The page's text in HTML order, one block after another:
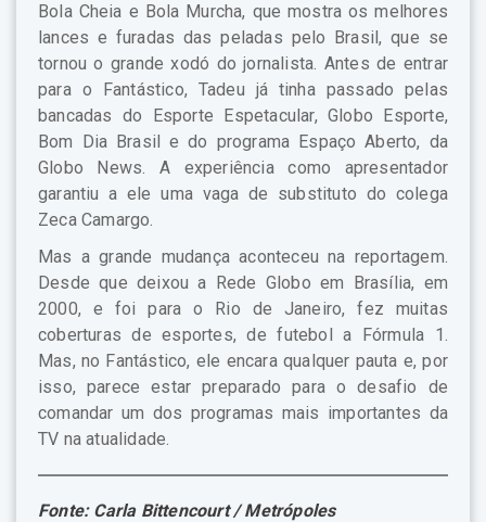
Bola Cheia e Bola Murcha, que mostra os melhores
lances e furadas das peladas pelo Brasil, que se
tornou o grande xodó do jornalista. Antes de entrar
para o Fantástico, Tadeu já tinha passado pelas
bancadas do Esporte Espetacular, Globo Esporte,
Bom Dia Brasil e do programa Espaço Aberto, da
Globo News. A experiência como apresentador
garantiu a ele uma vaga de substituto do colega
Zeca Camargo.
Mas a grande mudança aconteceu na reportagem.
Desde que deixou a Rede Globo em Brasília, em
2000, e foi para o Rio de Janeiro, fez muitas
coberturas de esportes, de futebol a Fórmula 1.
Mas, no Fantástico, ele encara qualquer pauta e, por
isso, parece estar preparado para o desafio de
comandar um dos programas mais importantes da
TV na atualidade.
Fonte: Carla Bittencourt / Metrópoles